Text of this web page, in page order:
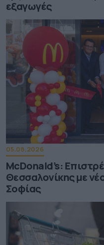
εξαγωγές
05.08.2026
McDonald’s:
Θεσσαλονίκης με
Σοφίας